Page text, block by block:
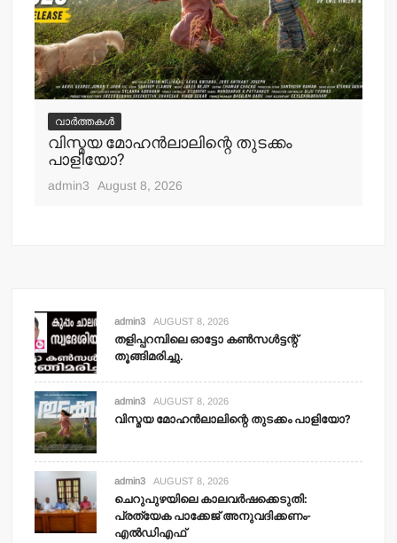
വാർത്തകൾ
വിസ്മയ മോഹന്‍ലാലിന്റെ തുടക്കം
പാളിയോ?
admin3 August 8, 2026
admin3 AUGUST 8, 2026
തളിപ്പറമ്പിലെ ഓട്ടോ കണ്‍സള്‍ട്ടന്റ്
തൂങ്ങിമരിച്ചു.
admin3 AUGUST 8, 2026
വിസ്മയ മോഹന്‍ലാലിന്റെ തുടക്കം പാളിയോ?
admin3 AUGUST 8, 2026
ചെറുപുഴയിലെ കാലവര്‍ഷക്കെടുതി:
പ്രത്യേക പാക്കേജ് അനുവദിക്കണം-
എല്‍ഡിഎഫ്